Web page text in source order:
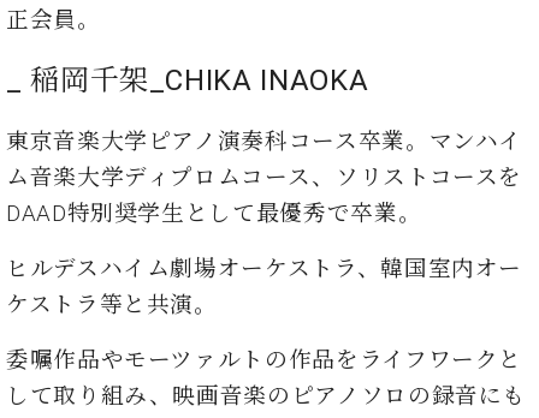
ホ
マ
ン
ヴ
ィ
ョ
C.BECHSTEIN
ヒ
ご
拶
術
者
紹
介
情報
ーロ
ノ特
選中
正会員。
_ 稲岡千架_CHIKA INAOKA
東京⾳楽⼤学ピアノ演奏科コース卒業。マンハイ
ム⾳楽⼤学ディプロムコース、ソリストコースを
DAAD特別奨学⽣として最優秀で卒業。
ヒルデスハイム劇場オーケストラ、韓国室内オー
ケストラ等と共演。
委嘱作品やモーツァルトの作品をライフワークと
して取り組み、映画⾳楽のピアノソロの録⾳にも